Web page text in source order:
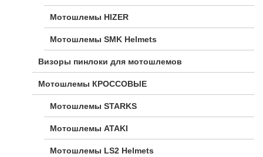
Мотошлемы HIZER
Мотошлемы SMK Helmets
Визоры пинлоки для мотошлемов
Мотошлемы КРОССОВЫЕ
Мотошлемы STARKS
Мотошлемы ATAKI
Мотошлемы LS2 Helmets